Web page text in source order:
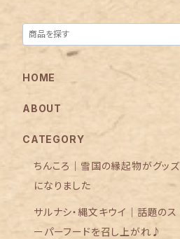
HOME
ABOUT
CATEGORY
ちんころ｜雪国の縁起物がグッズ
になりました
サルナシ・縄文キウイ｜話題のス
ーパーフードを召し上がれ♪